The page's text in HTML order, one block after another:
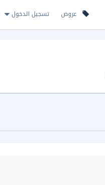
عروض تسجيل الدخول